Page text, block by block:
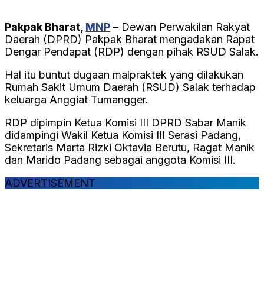
Pakpak Bharat, MNP – Dewan Perwakilan Rakyat
Daerah (DPRD) Pakpak Bharat mengadakan Rapat
Dengar Pendapat (RDP) dengan pihak RSUD Salak.
Hal itu buntut dugaan malpraktek yang dilakukan
Rumah Sakit Umum Daerah (RSUD) Salak terhadap
keluarga Anggiat Tumangger.
RDP dipimpin Ketua Komisi III DPRD Sabar Manik
didampingi Wakil Ketua Komisi III Serasi Padang,
Sekretaris Marta Rizki Oktavia Berutu, Ragat Manik
dan Marido Padang sebagai anggota Komisi III.
ADVERTISEMENT